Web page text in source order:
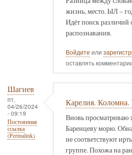
жизнь, место. ЫЛ –
Идёт поиск различий
распознавания.
Войдите или
оставлять
Шагиев
пт,
04/26/2024
- 09:19
Постоянная
ссылка
(Permalink)
Карелия. Коломна.
Вновь просматриваю
Баренцеву морю.
не соответствуют
группе. Похожа на